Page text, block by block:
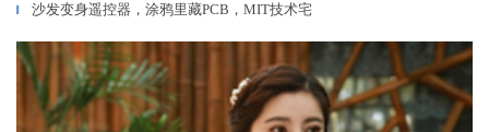
▎ 沙发变身遥控器，涂鸦里藏PCB，MIT技术宅